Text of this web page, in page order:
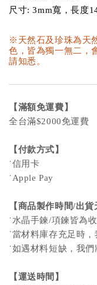
尺寸: 3mm寬，長度
※天然石及珍珠為天
色，皆為獨一無二，
請知悉。
【滿額免運費】
全台滿$2000免運費
【付款方式】
˙信用卡
˙Apple Pay
【商品製作時間/出貨
˙水晶手鍊/項鍊皆為
˙當材料庫存充足時，
˙如遇材料短缺，我
【運送時間】